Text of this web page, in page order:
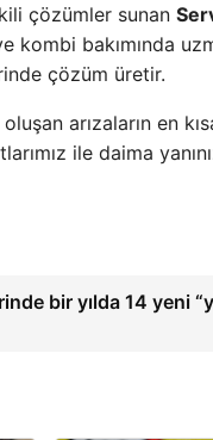
çözümler sunan
kombi bakımında
çözüm üretir.
arızaların en
ile daima
bir yılda 14 yeni